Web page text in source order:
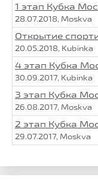
1 этап Кубка
28.07.2018, Moskva
Открытие
20.05.2018, Kubinka
4 этап Кубка
30.09.2017, Kubinka
3 этап Кубка
26.08.2017, Moskva
2 этап Кубка
29.07.2017, Moskva